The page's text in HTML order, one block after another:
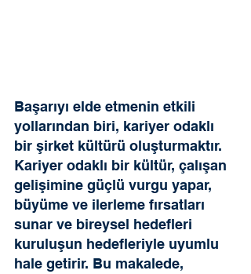
Başarıyı elde etmenin etkili
yollarından biri, kariyer odaklı
bir şirket kültürü oluşturmaktır.
Kariyer odaklı bir kültür, çalışan
gelişimine güçlü vurgu yapar,
büyüme ve ilerleme fırsatları
sunar ve bireysel hedefleri
kuruluşun hedefleriyle uyumlu
hale getirir. Bu makalede,